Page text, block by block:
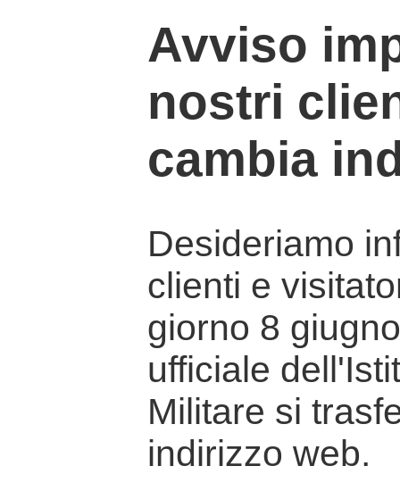
Avviso
nostri
cambia
Desideriamo
clienti e
giorno 8
ufficiale
Militare si
indirizzo web.